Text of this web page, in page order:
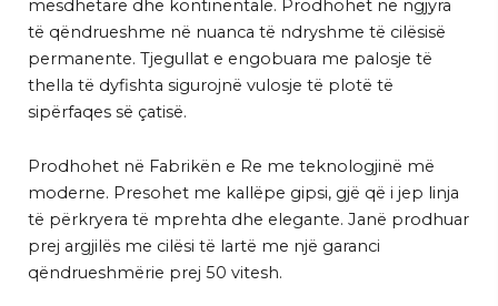
mesdhetare dhe kontinentale. Prodhohet në ngjyra
të qëndrueshme në nuanca të ndryshme të cilësisë
permanente. Tjegullat e engobuara me palosje të
thella të dyfishta sigurojnë vulosje të plotë të
sipërfaqes së çatisë.
Prodhohet në Fabrikën e Re me teknologjinë më
moderne. Presohet me kallëpe gipsi, gjë që i jep linja
të përkryera të mprehta dhe elegante. Janë prodhuar
prej argjilës me cilësi të lartë me një garanci
qëndrueshmërie prej 50 vitesh.